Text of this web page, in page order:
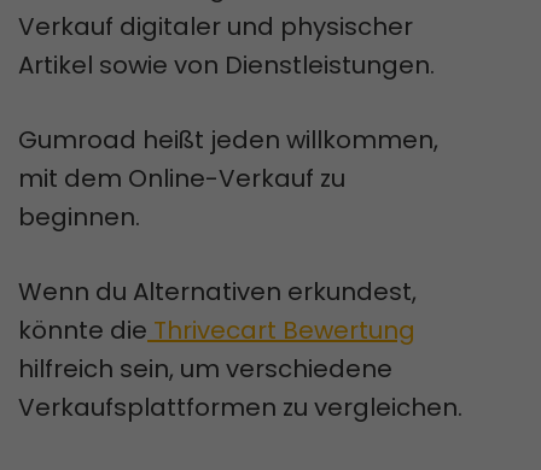
Verkauf digitaler und physischer
Artikel sowie von Dienstleistungen.
Gumroad heißt jeden willkommen,
mit dem Online-Verkauf zu
beginnen.
Wenn du Alternativen erkundest,
könnte die Thrivecart Bewertung
hilfreich sein, um verschiedene
Verkaufsplattformen zu vergleichen.